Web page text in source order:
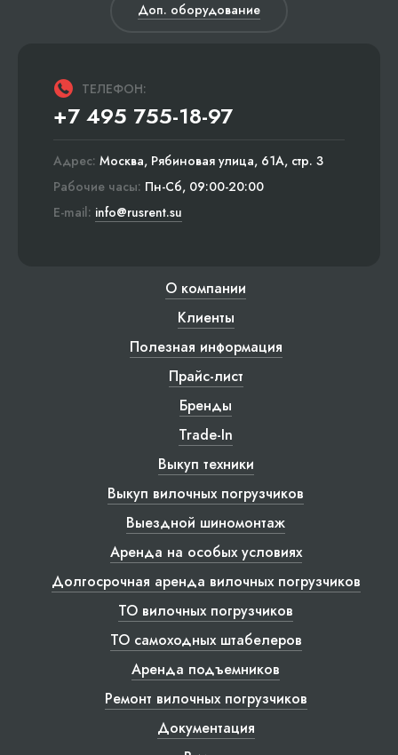
Доп. оборудование
ТЕЛЕФОН:
+7 495 755-18-97
Адрес: Москва, Рябиновая улица, 61А, стр. 3
Рабочие часы: Пн-Сб, 09:00-20:00
E-mail: info@rusrent.su
О компании
Клиенты
Полезная информация
Прайс-лист
Бренды
Trade-In
Выкуп техники
Выкуп вилочных погрузчиков
Выездной шиномонтаж
Аренда на особых условиях
Долгосрочная аренда вилочных погрузчиков
ТО вилочных погрузчиков
ТО самоходных штабелеров
Аренда подъемников
Ремонт вилочных погрузчиков
Документация